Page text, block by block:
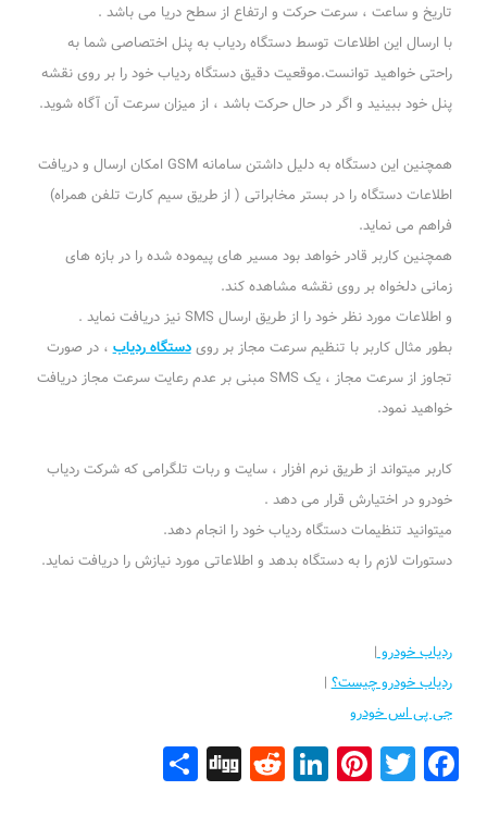
تاریخ و ساعت ، سرعت حرکت و ارتفاع از سطح دریا می باشد .
با ارسال این اطلاعات توسط دستگاه ردیاب به پنل اختصاصی شما به
راحتی خواهید توانست.موقعیت دقیق دستگاه ردیاب خود را بر روی نقشه
پنل خود ببینید و اگر در حال حرکت باشد ، از میزان سرعت آن آگاه شوید.
همچنین این دستگاه به دلیل داشتن سامانه GSM امکان ارسال و دریافت
اطلاعات دستگاه را در بستر مخابراتی ( از طریق سیم کارت تلفن همراه)
فراهم می نماید.
همچنین کاربر قادر خواهد بود مسیر های پیموده شده را در بازه های
زمانی دلخواه بر روی نقشه مشاهده کند.
و اطلاعات مورد نظر خود را از طریق ارسال SMS نیز دریافت نماید .
بطور مثال کاربر با تنظیم سرعت مجاز بر رویدستگاه ردیاب، در صورت
تجاوز از سرعت مجاز ، یک SMS مبنی بر عدم رعایت سرعت مجاز دریافت
خواهید نمود.
کاربر میتواند از طریق نرم افزار ، سایت و ربات تلگرامی که شرکت ردیاب
خودرو در اختیارش قرار می دهد .
میتوانید تنظیمات دستگاه ردیاب خود را انجام دهد.
دستورات لازم را به دستگاه بدهد و اطلاعاتی مورد نیازش را دریافت نماید.
ردیاب خودرو|
ردیاب خودرو چیست؟|
جی پی اس خودرو
Facebook
Twitter
Pinterest
LinkedIn
Reddit
Digg